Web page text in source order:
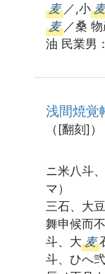
麦 ／,小
麦 ／桑
油 民業男
浅間焼覚
（[翻刻]）
ニ米八斗
マ） （
三石、大
舞申候而
斗、大 麦
斗、ひへ